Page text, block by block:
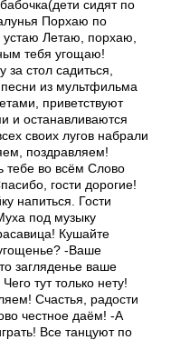
сидят по
Порхаю по
устаю Летаю, порхаю,
тебя угощаю!
стол садиться,
из мультфильма
приветствуют
и останавливаются
своих лугов набрали
поздравляем!
тебе во всём Слово
гости дорогие!
напиться. Гости
под музыку
Кушайте
-Ваше
загляденье ваше
тут только нету!
Счастья, радости
честное даём! -А
Все танцуют по